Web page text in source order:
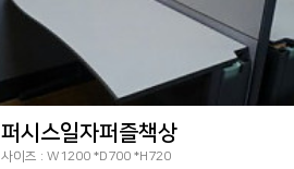
퍼시스일자퍼즐책상
사이즈 : W1200 *D700 *H720